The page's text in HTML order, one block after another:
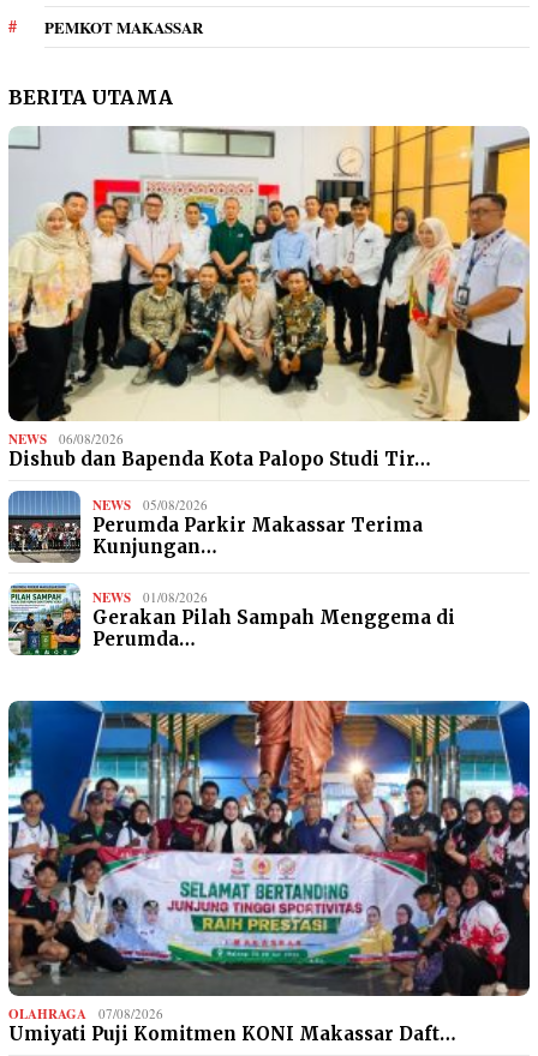
PEMKOT MAKASSAR
BERITA UTAMA
NEWS 06/08/2026
Dishub dan Bapenda Kota Palopo Studi Tir…
NEWS 05/08/2026
Perumda Parkir Makassar Terima
Kunjungan…
NEWS 01/08/2026
Gerakan Pilah Sampah Menggema di
Perumda…
OLAHRAGA 07/08/2026
Umiyati Puji Komitmen KONI Makassar Daft…